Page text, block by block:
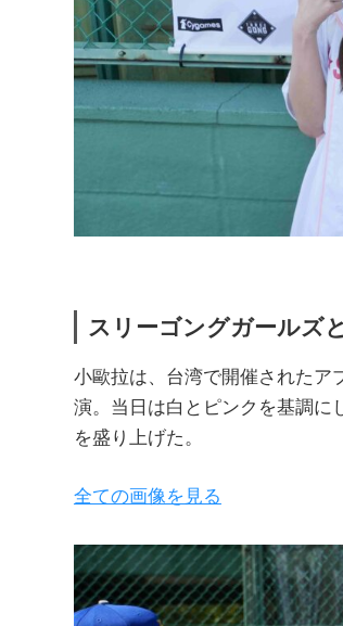
スリーゴングガールズ
小歐拉は、台湾で開催されたア
演。当日は白とピンクを基調に
を盛り上げた。
全ての画像を見る